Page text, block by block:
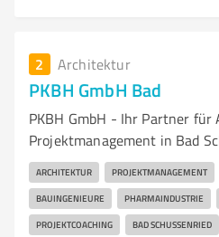
2 Architektur
PKBH GmbH Bad
PKBH GmbH - Ihr Partner
Projektmanagement in Bad
ARCHITEKTUR PROJEKTMANAGEMENT
BAUINGENIEURE PHARMAINDUSTRIE
PROJEKTCOACHING BAD SCHUSSENRIED